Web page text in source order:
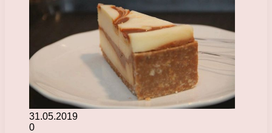
31.05.2019
0